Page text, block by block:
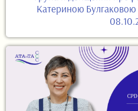
Катериною Булгаковою